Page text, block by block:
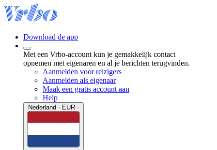
Download de app
Met een Vrbo-account kun je gemakkelijk contact
opnemen met eigenaren en al je berichten terugvinden.
Aanmelden voor reizigers
Aanmelden als eigenaar
Maak een gratis account aan
Help